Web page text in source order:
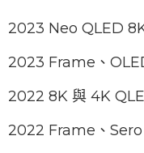
2023 Neo QLED
2023 Frame、
2022 8K 與 4K
2022 Frame、